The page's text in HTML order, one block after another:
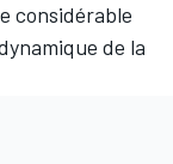
considérable
de la